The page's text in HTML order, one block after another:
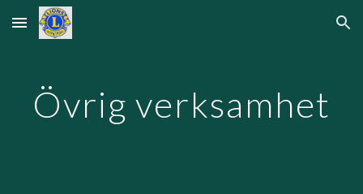
Skip to main content Skip to navigation
Övrig verksamhet